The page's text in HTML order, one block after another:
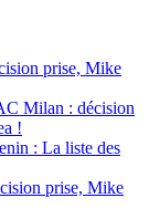
prise, Mike
Milan : décision
!
: La liste des
prise, Mike